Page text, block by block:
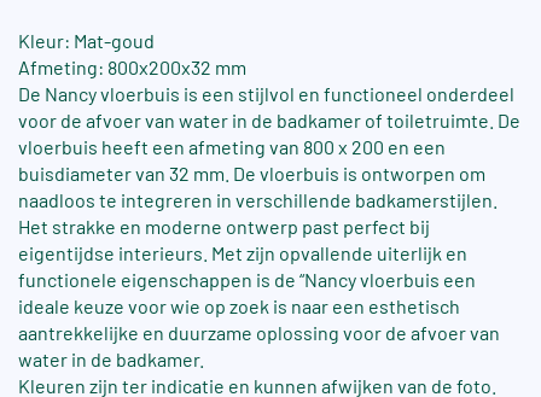
Kleur: Mat-goud
Afmeting: 800x200x32 mm
De Nancy vloerbuis is een stijlvol en functioneel onderdeel
voor de afvoer van water in de badkamer of toiletruimte. De
vloerbuis heeft een afmeting van 800 x 200 en een
buisdiameter van 32 mm. De vloerbuis is ontworpen om
naadloos te integreren in verschillende badkamerstijlen.
Het strakke en moderne ontwerp past perfect bij
eigentijdse interieurs. Met zijn opvallende uiterlijk en
functionele eigenschappen is de “Nancy vloerbuis een
ideale keuze voor wie op zoek is naar een esthetisch
aantrekkelijke en duurzame oplossing voor de afvoer van
water in de badkamer.
Kleuren zijn ter indicatie en kunnen afwijken van de foto.